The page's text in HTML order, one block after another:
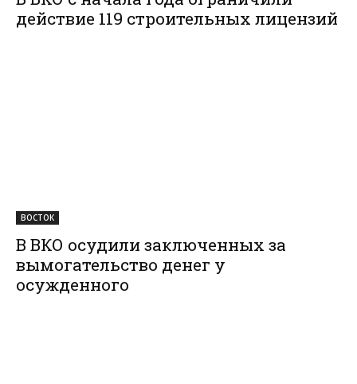
действие 119 строительных лицензий
ВОСТОК
В ВКО осудили заключенных за
вымогательство денег у
осужденного